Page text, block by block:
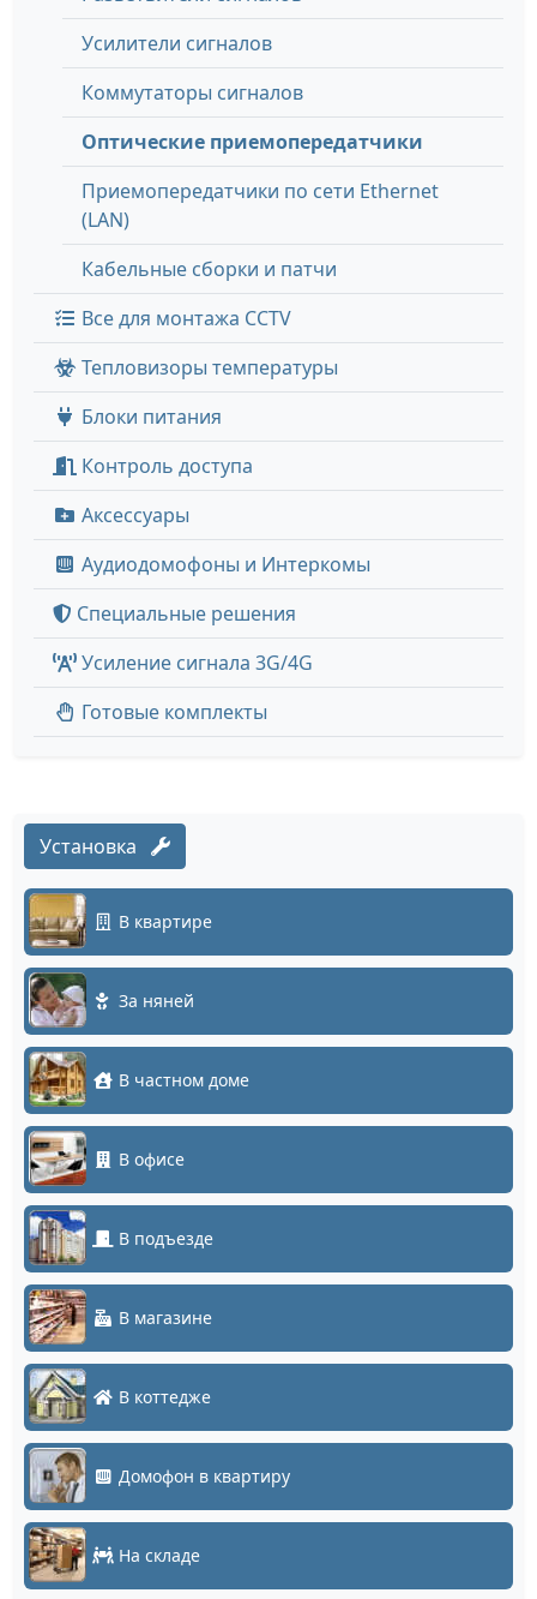
Усилители сигналов
Коммутаторы сигналов
Оптические приемопередатчики
Приемопередатчики по сети Ethernet
(LAN)
Кабельные сборки и патчи
Все для монтажа CCTV
Тепловизоры температуры
Блоки питания
Контроль доступа
Аксессуары
Аудиодомофоны и Интеркомы
Специальные решения
Усиление сигнала 3G/4G
Готовые комплекты
Установка
В квартире
За няней
В частном доме
В офисе
В подъезде
В магазине
В коттедже
Домофон в квартиру
На складе